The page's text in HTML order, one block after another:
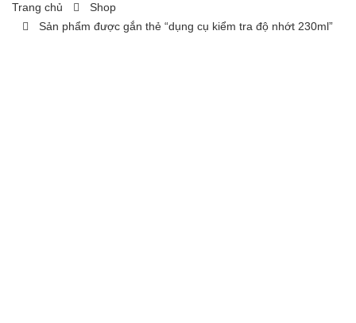
Trang chủ
Shop
Sản phẩm được gắn thẻ “dụng cụ kiểm tra độ nhớt 230ml”